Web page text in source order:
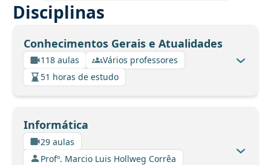
Disciplinas
Conhecimentos Gerais e Atualidades
118 aulas
Vários professores
51 horas de estudo
Informática
29 aulas
Profº. Marcio Luis Hollweg Corrêa